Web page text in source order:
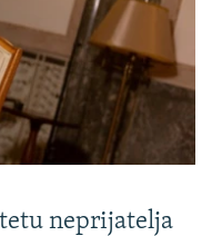
neprijatelja